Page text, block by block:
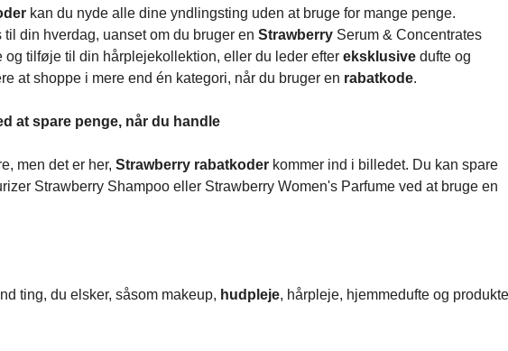
kan du nyde alle dine yndlingsting uden at bruge for mange penge.
din hverdag, uanset om du bruger en Strawberry Serum & Concentrates
tilføje til din hårplejekollektion, eller du leder efter eksklusive dufte og
at shoppe i mere end én kategori, når du bruger en rabatkode.
at spare penge, når du handle
men det er her, Strawberry rabatkoder kommer ind i billedet. Du kan spare
Strawberry Shampoo eller Strawberry Women's Parfume ved at bruge en
ting, du elsker, såsom makeup, hudpleje, hårpleje, hjemmedufte og